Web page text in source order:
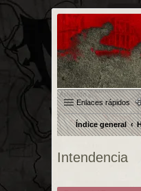
Enlaces rápidos
Índice general
Intendencia